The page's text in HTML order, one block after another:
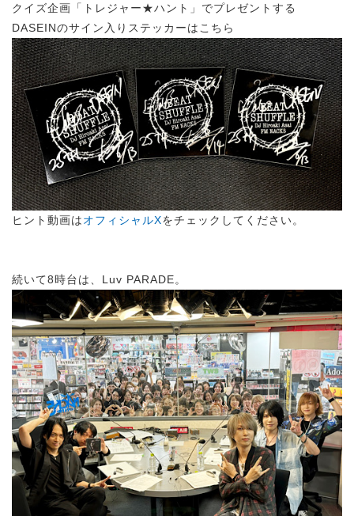
クイズ企画「トレジャー★ハント」でプレゼントする
DASEINのサイン入りステッカーはこちら
ヒント動画はオフィシャルXをチェックしてください。
続いて8時台は、Luv PARADE。